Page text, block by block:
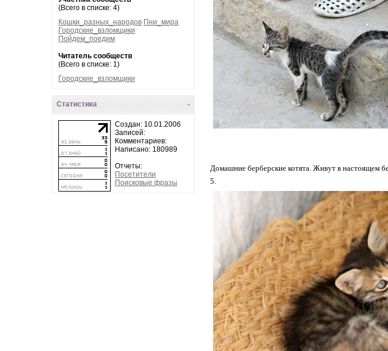
(Всего в списке: 4)
Кошки_разных_народов Пни_мира
Городские_взломщики
Пойдем_поедим
Читатель сообществ
(Всего в списке: 1)
Городские_взломщики
-
Статистика
Создан: 10.01.2006
Записей:
Комментариев:
Написано: 180989
Отчеты:
Посетители
Поисковые фразы
Домашние берберские котята. Живут в настоящем
5.